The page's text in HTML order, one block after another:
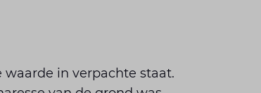
in verpachte staat.